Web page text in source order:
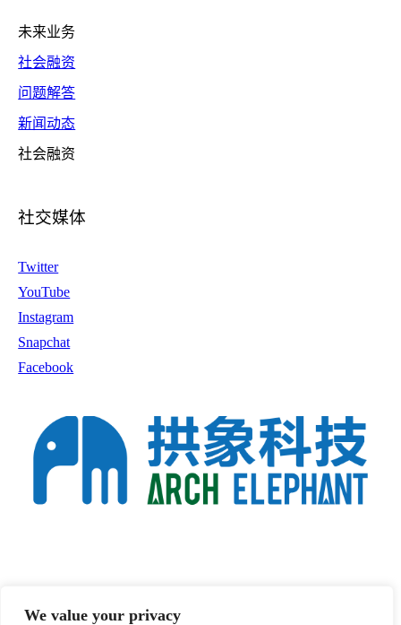
We value your privacy
未来业务
社会融资
问题解答
新闻动态
社会融资
社交媒体
Twitter
YouTube
Instagram
Snapchat
Facebook
拱象科技 职业规划